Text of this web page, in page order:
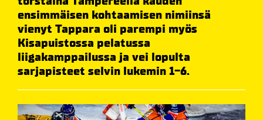
ensimmäisen kohtaamisen nimiinsä
vienyt Tappara oli parempi myös
Kisapuistossa pelatussa
liigakamppailussa ja vei lopulta
sarjapisteet selvin lukemin 1-6.